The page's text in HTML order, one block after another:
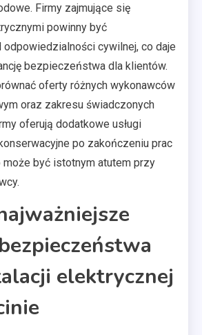
Firmy zajmujące się
powinny być
cywilnej, co daje
bezpieczeństwa dla klientów.
oferty różnych wykonawców
oraz zakresu świadczonych
oferują dodatkowe usługi
po zakończeniu prac
może być istotnym atutem przy
elektrycznej